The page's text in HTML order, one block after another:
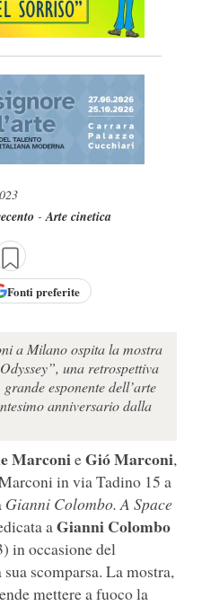
-Arte cinetica
Fonti preferite
a Milano ospita la mostra
una retrospettiva
esponente dell’arte
anniversario dalla
MarconieGió Marconi,
in via Tadino 15 a
Gianni Colombo. A Space
aGianni Colombo
in occasione del
scomparsa. La mostra,
mettere a fuoco la